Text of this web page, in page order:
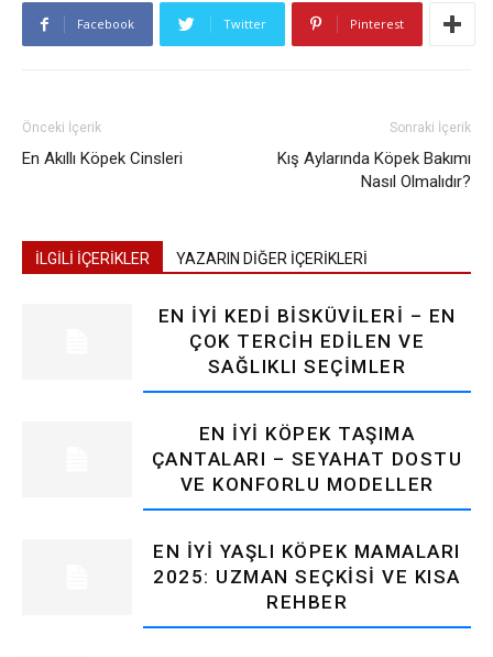
Facebook Twitter Pinterest
Önceki İçerik
En Akıllı Köpek Cinsleri
Sonraki İçerik
Kış Aylarında Köpek Bakımı
Nasıl Olmalıdır?
İLGİLİ İÇERİKLER YAZARIN DİĞER İÇERİKLERİ
EN İYI KEDI BISKÜVILERI – EN
ÇOK TERCIH EDILEN VE
SAĞLIKLI SEÇIMLER
EN İYI KÖPEK TAŞIMA
ÇANTALARI – SEYAHAT DOSTU
VE KONFORLU MODELLER
EN İYI YAŞLI KÖPEK MAMALARI
2025: UZMAN SEÇKISI VE KISA
REHBER